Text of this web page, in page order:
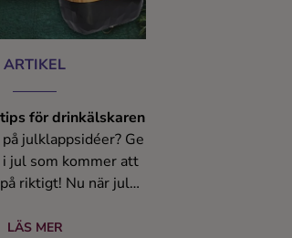
ARTIKEL
för drinkälskaren
julklappsidéer? Ge
jul som kommer att
riktigt! Nu när julen
några träffsäkra
LÄS MER